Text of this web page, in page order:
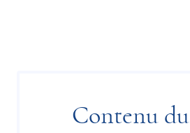
Contenu